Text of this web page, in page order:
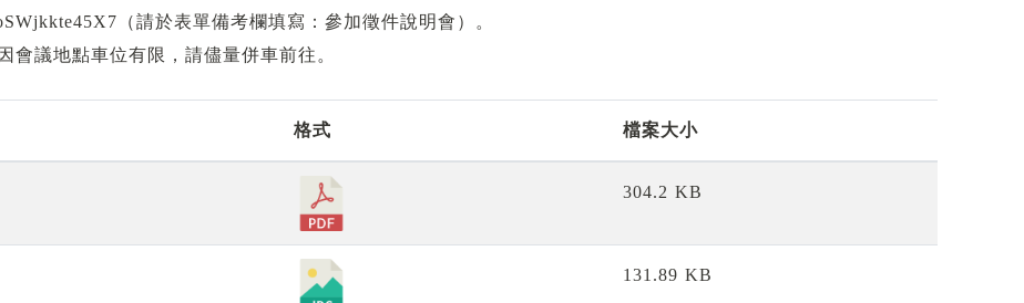
（請於表單備考欄填寫：參加徵件說明會）。
議地點車位有限，請儘量併車前往。
格式 檔案大小
304.2 KB
131.89 KB